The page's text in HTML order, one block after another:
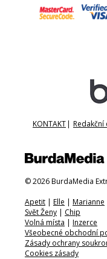
KONTAKT| Redakční
© 2026 BurdaMedia
Apetit | Elle | Marianne
Svět Ženy | Chip
Volná místa | Inzerce
Všeobecné obchodní
Zásady ochrany
Cookies zásady